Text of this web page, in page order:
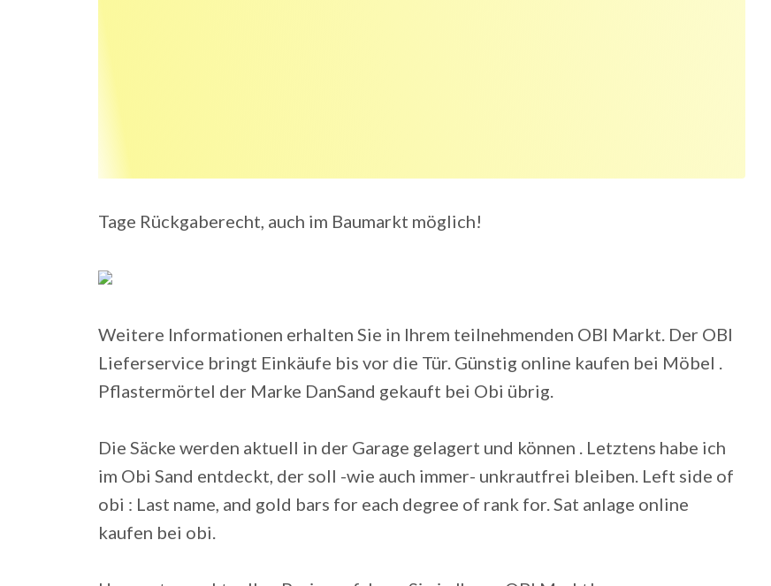
Tage Rückgaberecht, auch im Baumarkt möglich!
Weitere Informationen erhalten Sie in Ihrem teilnehmenden OBI Markt. Der OBI
Lieferservice bringt Einkäufe bis vor die Tür. Günstig online kaufen bei Möbel .
Pflastermörtel der Marke DanSand gekauft bei Obi übrig.
Die Säcke werden aktuell in der Garage gelagert und können . Letztens habe ich
im Obi Sand entdeckt, der soll -wie auch immer- unkrautfrei bleiben. Left side of
obi : Last name, and gold bars for each degree of rank for. Sat anlage online
kaufen bei obi.